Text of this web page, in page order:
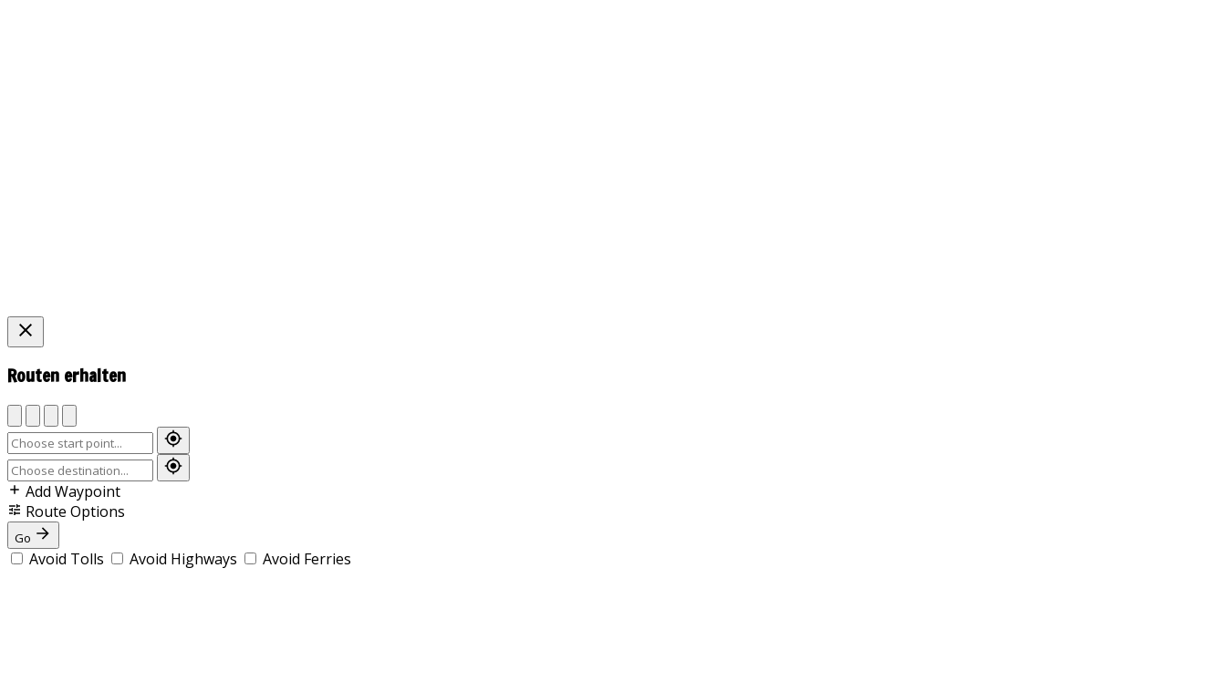
Routen erhalten
Add Waypoint
Route Options
Go
Avoid Tolls Avoid Highways Avoid Ferries